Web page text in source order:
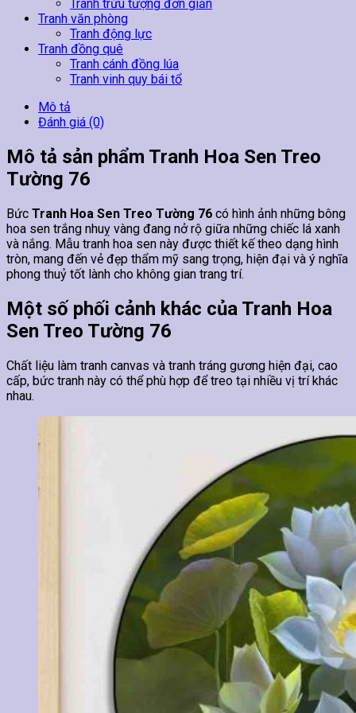
Tranh trừu tượng đơn giản
Tranh văn phòng
Tranh động lực
Tranh đồng quê
Tranh cánh đồng lúa
Tranh vinh quy bái tổ
Mô tả
Đánh giá (0)
Mô tả sản phẩm Tranh Hoa Sen Treo
Tường 76
Bức Tranh Hoa Sen Treo Tường 76 có hình ảnh những bông
hoa sen trắng nhuỵ vàng đang nở rộ giữa những chiếc lá xanh
và nắng. Mẫu tranh hoa sen này được thiết kế theo dạng hình
tròn, mang đến vẻ đẹp thẩm mỹ sang trọng, hiện đại và ý nghĩa
phong thuỷ tốt lành cho không gian trang trí.
Một số phối cảnh khác của Tranh Hoa
Sen Treo Tường 76
Chất liệu làm tranh canvas và tranh tráng gương hiện đại, cao
cấp, bức tranh này có thể phù hợp để treo tại nhiều vị trí khác
nhau.